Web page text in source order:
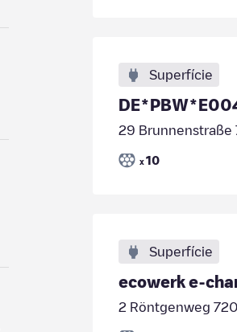
Superfície
29 Brunnenstraße
x 10
Superfície
2 Röntgenweg